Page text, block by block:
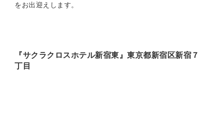
をお出迎えします。
『サクラクロスホテル新宿東』東京都新宿区新宿７
丁目